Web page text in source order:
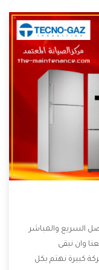
السريع والمباشر
وان نبقى
كبيرة نهتم بكل